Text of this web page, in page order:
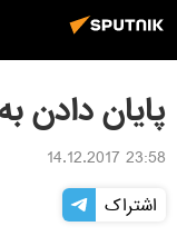
پایان دادن
23:58 14.12.2017
اشتراک